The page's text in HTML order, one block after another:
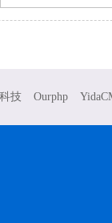
技 Ourphp